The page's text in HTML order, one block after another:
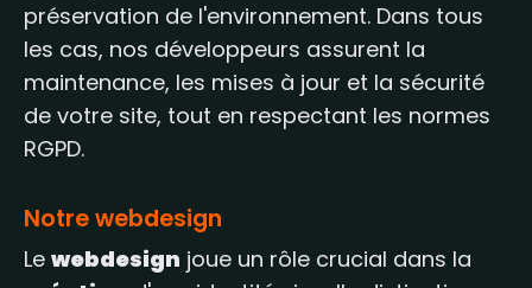
préservation de l'environnement. Dans tous
les cas, nos développeurs assurent la
maintenance, les mises à jour et la sécurité
de votre site, tout en respectant les normes
RGPD.
Notre webdesign
Le webdesign joue un rôle crucial dans la